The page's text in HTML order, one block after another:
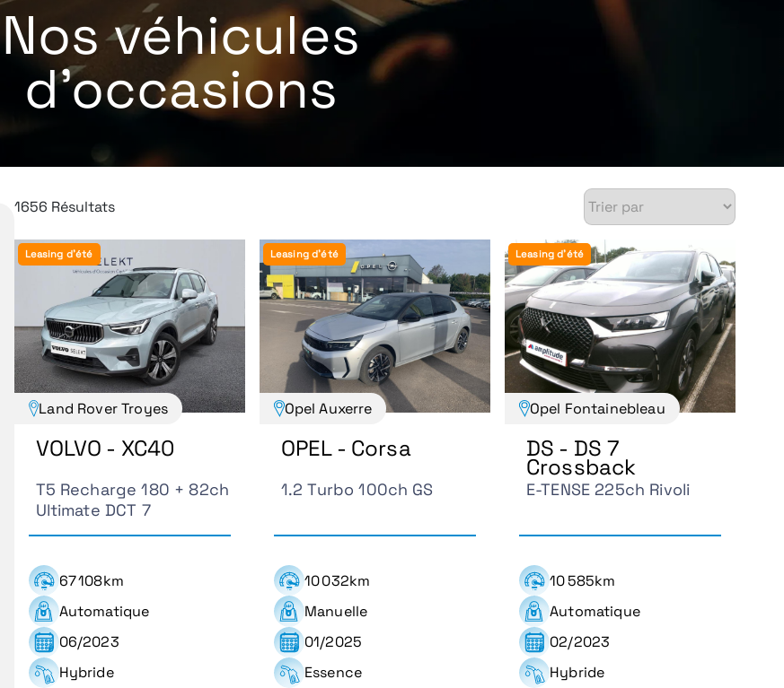
Nos véhicules
d'occasions
1656 Résultats
Leasing d'été
Land Rover Troyes
VOLVO - XC40
T5 Recharge 180 + 82ch
Ultimate DCT 7
67 108km
Automatique
06/2023
Hybride
Leasing d'été
Opel Auxerre
OPEL - Corsa
1.2 Turbo 100ch GS
10 032km
Manuelle
01/2025
Essence
Leasing d'été
Opel Fontainebleau
DS - DS 7
Crossback
E-TENSE 225ch Rivoli
10 585km
Automatique
02/2023
Hybride